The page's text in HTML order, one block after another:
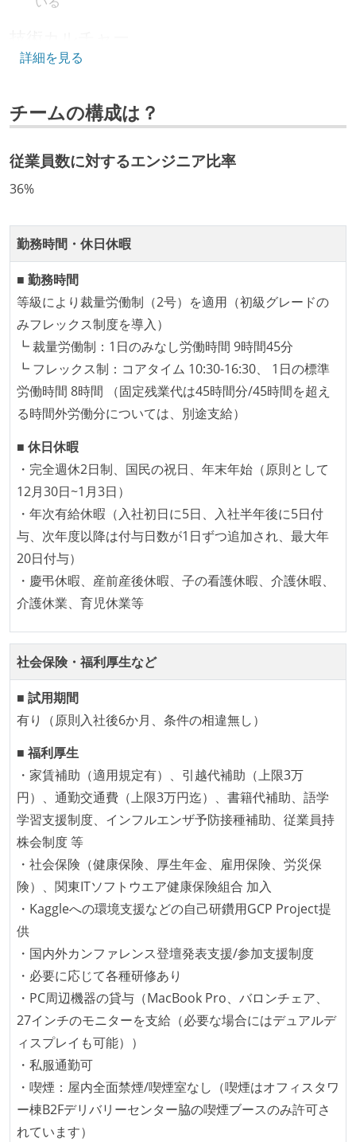
CTO またはそれに準じる、技術やワークフローの標準
取締役（社内）または執行役員として、エンジニアリ
ング部門の人間が経営に参加している
開発メンバーの裁量
タスクの見積もりは、実装を担当するメンバーが中心
となって行う
コード品質向上のための取り組み
「リファクタリングは随時行われるべき」という価値
観をメンバー全員が共有しており、日常的に実施して
いる
アジャイル実践状況
継続的なデプロイ（デリバリー）を行っている
ワークフローの整備
コードによるインフラ構成管理（Infrastructure as
Code）の環境が整備されている
オープンな情報共有
KPI などチームの目標・実績値について、メンバーの
誰もがいつでも閲覧可能になっている
労働環境の自由度
フレックスタイム制または裁量労働制を採用している
メンバーの多様性
開発メンバーの新卒採用を実施している
待遇・福利厚生
ストックオプションまたは自社株購入支援制度がある
職業安定法に対応する記載事項
受動喫煙防止措置：屋内禁煙（屋内に喫煙可能室設
置）
詳細を見る
チームの構成は？
従業員数に対するエンジニア比率
36%
勤務時間・休日休暇
■ 勤務時間
等級により裁量労働制（2号）を適用（初級グレードの
みフレックス制度を導入）
┗ 裁量労働制：1日のみなし労働時間 9時間45分
┗ フレックス制：コアタイム 10:30-16:30、 1日の標準
労働時間 8時間 （固定残業代は45時間分/45時間を超え
る時間外労働分については、別途支給）
■ 休日休暇
・完全週休2日制、国民の祝日、年末年始（原則として
12月30日~1月3日）
・年次有給休暇（入社初日に5日、入社半年後に5日付
与、次年度以降は付与日数が1日ずつ追加され、最大年
20日付与）
・慶弔休暇、産前産後休暇、子の看護休暇、介護休暇、
介護休業、育児休業等
社会保険・福利厚生など
■ 試用期間
有り（原則入社後6か月、条件の相違無し）
■ 福利厚生
・家賃補助（適用規定有）、引越代補助（上限3万
円）、通勤交通費（上限3万円迄）、書籍代補助、語学
学習支援制度、インフルエンザ予防接種補助、従業員持
株会制度 等
・社会保険（健康保険、厚生年金、雇用保険、労災保
険）、関東ITソフトウエア健康保険組合 加入
・Kaggleへの環境支援などの自己研鑽用GCP Project提
供
・国内外カンファレンス登壇発表支援/参加支援制度
・必要に応じて各種研修あり
・PC周辺機器の貸与（MacBook Pro、バロンチェア、
27インチのモニターを支給（必要な場合にはデュアルデ
ィスプレイも可能））
・私服通勤可
・喫煙：屋内全面禁煙/喫煙室なし（喫煙はオフィスタワ
ー棟B2Fデリバリーセンター脇の喫煙ブースのみ許可さ
れています）